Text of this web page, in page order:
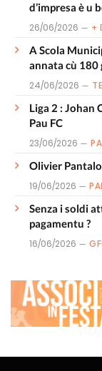
d’impresa è u
26/06/2026 +
A Scola
annata cù
24/06/2026
Liga 2 : Johan
Pau FC
23/06/2026
Olivier
19/06/2026
Senza i soldi
pagamentu ?
16/06/2026